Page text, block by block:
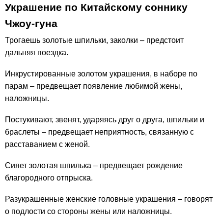
Украшение по Китайскому соннику
Чжоу-гуна
Трогаешь золотые шпильки, заколки – предстоит
дальняя поездка.
Инкрустированные золотом украшения, в наборе по
парам – предвещает появление любимой жены,
наложницы.
Постукивают, звенят, ударяясь друг о друга, шпильки и
браслеты – предвещает неприятность, связанную с
расставанием с женой.
Сияет золотая шпилька – предвещает рождение
благородного отпрыска.
Разукрашенные женские головные украшения – говорят
о подлости со стороны жены или наложницы.